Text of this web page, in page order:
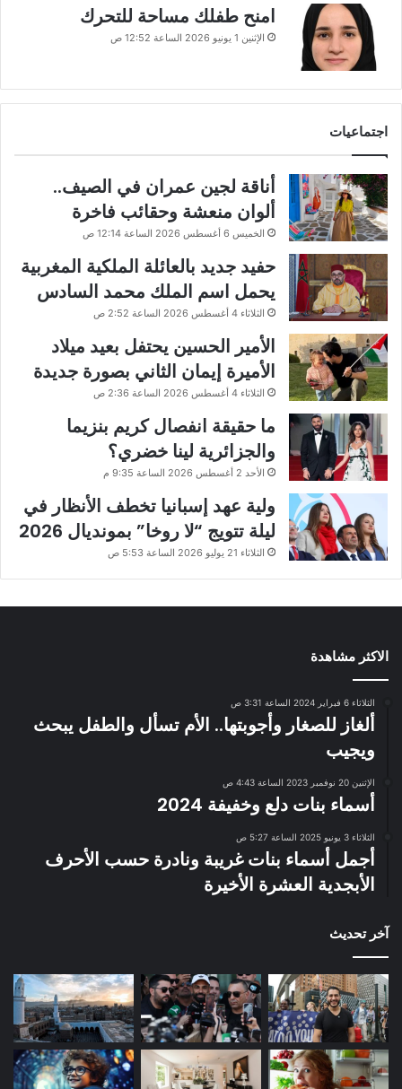
امنح طفلك مساحة للتحرك
الإثنين 1 يونيو 2026 الساعة 12:52 ص
اجتماعيات
أناقة لجين عمران في الصيف..
ألوان منعشة وحقائب فاخرة
الخميس 6 أغسطس 2026 الساعة 12:14 ص
حفيد جديد بالعائلة الملكية المغربية
يحمل اسم الملك محمد السادس
الثلاثاء 4 أغسطس 2026 الساعة 2:52 ص
الأمير الحسين يحتفل بعيد ميلاد
الأميرة إيمان الثاني بصورة جديدة
الثلاثاء 4 أغسطس 2026 الساعة 2:36 ص
ما حقيقة انفصال كريم بنزيما
والجزائرية لينا خضري؟
الأحد 2 أغسطس 2026 الساعة 9:35 م
ولية عهد إسبانيا تخطف الأنظار في
ليلة تتويج “لا روخا” بمونديال 2026
الثلاثاء 21 يوليو 2026 الساعة 5:53 ص
الاكثر مشاهدة
الثلاثاء 6 فبراير 2024 الساعة 3:31 ص
ألغاز للصغار وأجوبتها.. الأم تسأل والطفل يبحث
ويجيب
الإثنين 20 نوفمبر 2023 الساعة 4:43 ص
أسماء بنات دلع وخفيفة 2024
الثلاثاء 3 يونيو 2025 الساعة 5:27 ص
أجمل أسماء بنات غريبة ونادرة حسب الأحرف
الأبجدية العشرة الأخيرة
آخر تحديث